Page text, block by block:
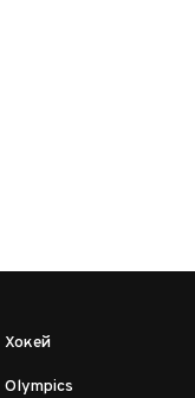
Хокей
Olympics